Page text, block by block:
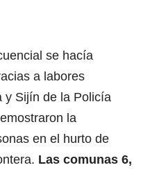
se hacía
a labores
y Sijín de la Policía
la
en el hurto de
Las comunas 6,